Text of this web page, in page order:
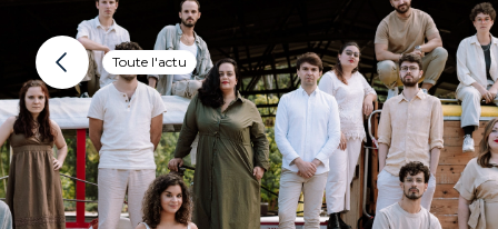
Toute l'actu